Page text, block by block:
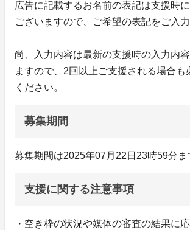
広告に記載するお名前の表記は支援時
ございますので、ご希望の表記をご入力
尚、入力内容は最新の支援時の入力内
ますので、2回以上ご支援される場合も
ください。
募集期間
募集期間は2025年07月22日23時59分ま
支援に関する注意事項
・空き枠の状況や媒体の審査の結果に